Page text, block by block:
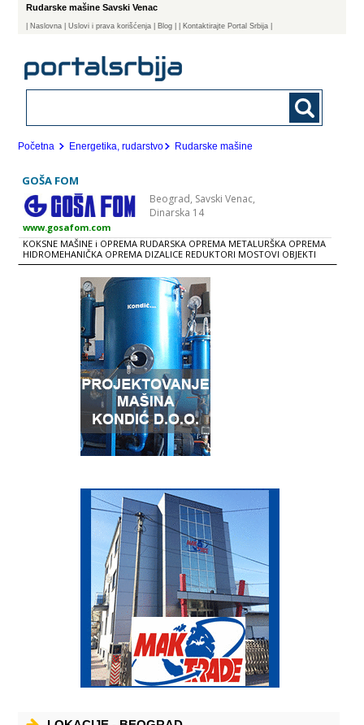
Rudarske mašine Savski Venac
Naslovna | Uslovi i prava korišćenja Blog | Kontaktirajte Portal Srbija |
Početna Energetika, rudarstvo Rudarske mašine
GOŠA FOM
Beograd, Savski Venac,
Dinarska 14
www.gosafom.com
KOKSNE MAŠINE i OPREMA RUDARSKA OPREMA METALURŠKA OPREMA
HIDROMEHANIČKA OPREMA DIZALICE REDUKTORI MOSTOVI OBJEKTI
VISOKOGRADNjE SUDOVI POD PRITISKOM Kompanija “GOSA” osnovana
je 1923. godine srpskim i francuskim kapitalom pod nazivom Jasenica
AD, kao radionica za remont vagona i izradu celicnih konstrukcija.
Pocetak proizvodnog programa sadasnje kompanije GOSA FOM A.D.
nastaje 1930. godine osnivanjem radionice za izradu celicnih
konstrukcija, dizalica, mostova i ostalih objekata. Gosa Fom danas - to
je savremena, trzisno orjentisana i u svetu afirmisana kompanija koja
zahvaljujuci sopstvenom inzenjeringu, projektantskim, tehnoloskim i
proizvodnim znanjima i umecima ispunjava najstrozije svetske
kriterijume. Politika otvorenosti za sve oblike saradnje sa evropskim i
svetskim firmama ukljucujuci i zajednicka ulaganja i u narednom
periodu ostaje jedno od strateskih opredeljenja kompanije.